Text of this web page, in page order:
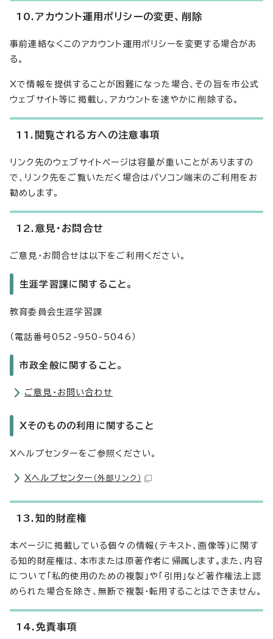
10.アカウント運用ポリシーの変更、削除
事前連絡なくこのアカウント運用ポリシーを変更する場合があ
る。
Xで情報を提供することが困難になった場合、その旨を市公式
ウェブサイト等に掲載し、アカウントを速やかに削除する。
11.閲覧される方への注意事項
リンク先のウェブサイトページは容量が重いことがありますの
で、リンク先をご覧いただく場合はパソコン端末のご利用をお
勧めします。
12.意見・お問合せ
ご意見・お問合せは以下をご利用ください。
生涯学習課に関すること。
教育委員会生涯学習課
（電話番号052-950-5046）
市政全般に関すること。
ご意見・お問い合わせ
Xそのものの利用に関すること
Xヘルプセンターをご参照ください。
Xヘルプセンター （外部リンク）
13.知的財産権
本ページに掲載している個々の情報(テキスト、画像等)に関す
る知的財産権は、本市または原著作者に帰属します。また、内容
について「私的使用のための複製」や「引用」など著作権法上認
められた場合を除き、無断で複製・転用することはできません。
14.免責事項